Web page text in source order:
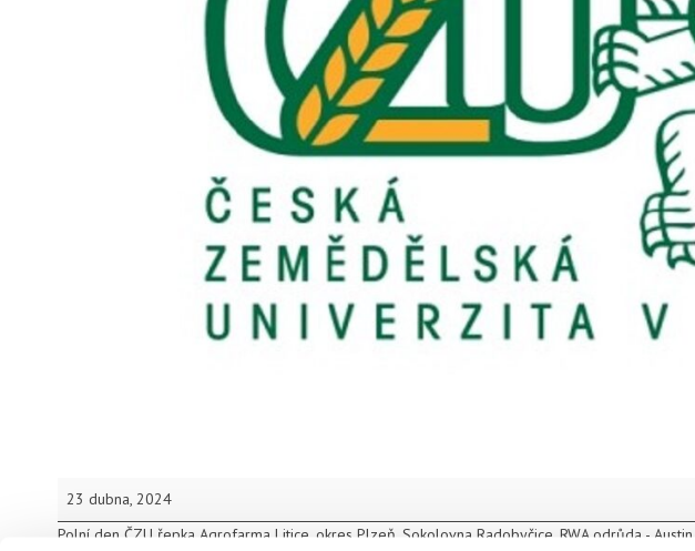
Agrofarma
23 dubna, 2024
Polní den ČZU řepka Agrofarma Litice, okres Plzeň. Sokolovna Radobyčice. RWA odrůda - Austin.